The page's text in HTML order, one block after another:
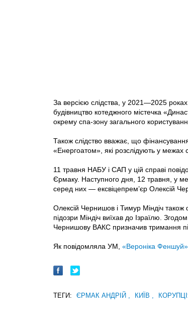
За версією слідства, у 2021—2025
будівництво котеджного містечка
окрему спа-зону загального
Також слідство вважає, що
«Енергоатом», які розслідують у межах
11 травня НАБУ і САП у цій справі
Єрмаку. Наступного дня, 12 травня, у
серед них — ексвіцепрем’єр Олексій
Олексій Чернишов і Тимур Міндіч
підозри Міндіч виїхав до Ізраїлю.
Чернишову ВАКС призначив тримання
Як повідомляла УМ, «Вероніка Феншуй»
ТЕГИ: ЄРМАК АНДРІЙ КИЇВ